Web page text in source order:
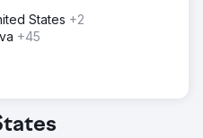
States +2
+45